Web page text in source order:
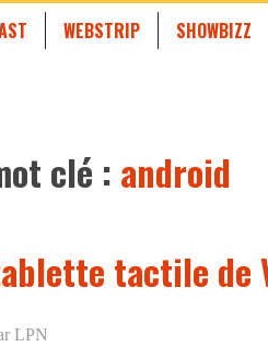
WEBSTRIP SHOWBIZZ
clé : android
tactile de
LPN